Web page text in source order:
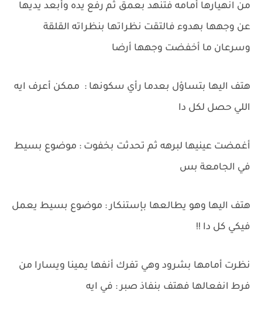
من انهيارها أمامه فتنهد بعمق ثم رفع يده وأبعد يديها
عن وجهها بهدوء فالتقت نظراتها بنظراته القلقة
وسرعان ما أخفضت وجهها أرضا
هتف اليها بتساؤل بعدما رأي سكونها : ممكن أعرف ايه
اللي حصل لكل دا
أغمضت عينيها لبرهه ثم تحدثت بخفوت : موضوع بسيط
في الجامعة بس
هتف اليها وهو يطالعها بإستنكار : موضوع بسيط يعمل
فيكي كل دا !!
نظرت أمامها بشرود وهي تفرك أنفها يمينا ويسارا من
فرط انفعالها فهتف بنفاذ صبر : في ايه